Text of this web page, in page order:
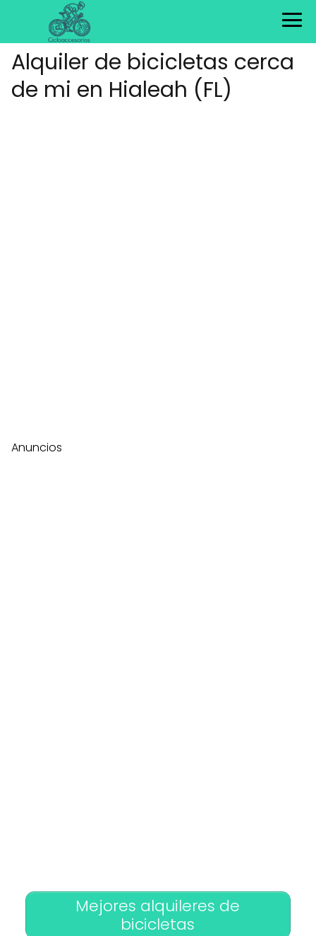
Alquiler de bicicletas cerca
de mi en Hialeah (FL)
Anuncios
Mejores alquileres de
bicicletas